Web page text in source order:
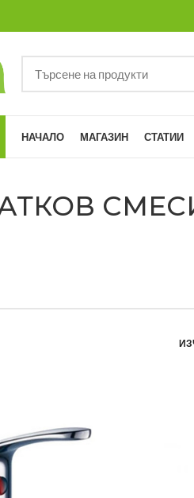
НАЧАЛО МАГАЗИН СТАТИИ